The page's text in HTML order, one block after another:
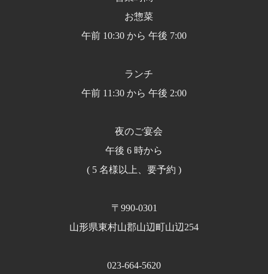
お惣菜
午前 10:30 から 午後 7:00
ランチ
午前 11:30 から 午後 2:00
夜のご宴会
午後 6 時から
( 5 名様以上、要予約 )
〒990-0301
山形県東村山郡山辺町山辺254
023-664-5620